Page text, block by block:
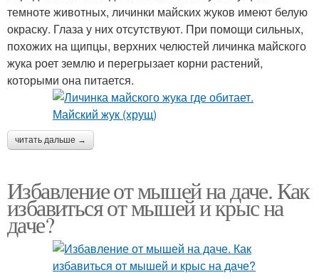
темноте животных, личинки майских жуков имеют белую
окраску. Глаза у них отсутствуют. При помощи сильных,
похожих на щипцы, верхних челюстей личинка майского
жука роет землю и перегрызает корни растений,
которыми она питается.
читать дальше →
Избавление от мышей на даче. Как
избавиться от мышей и крыс на
даче?